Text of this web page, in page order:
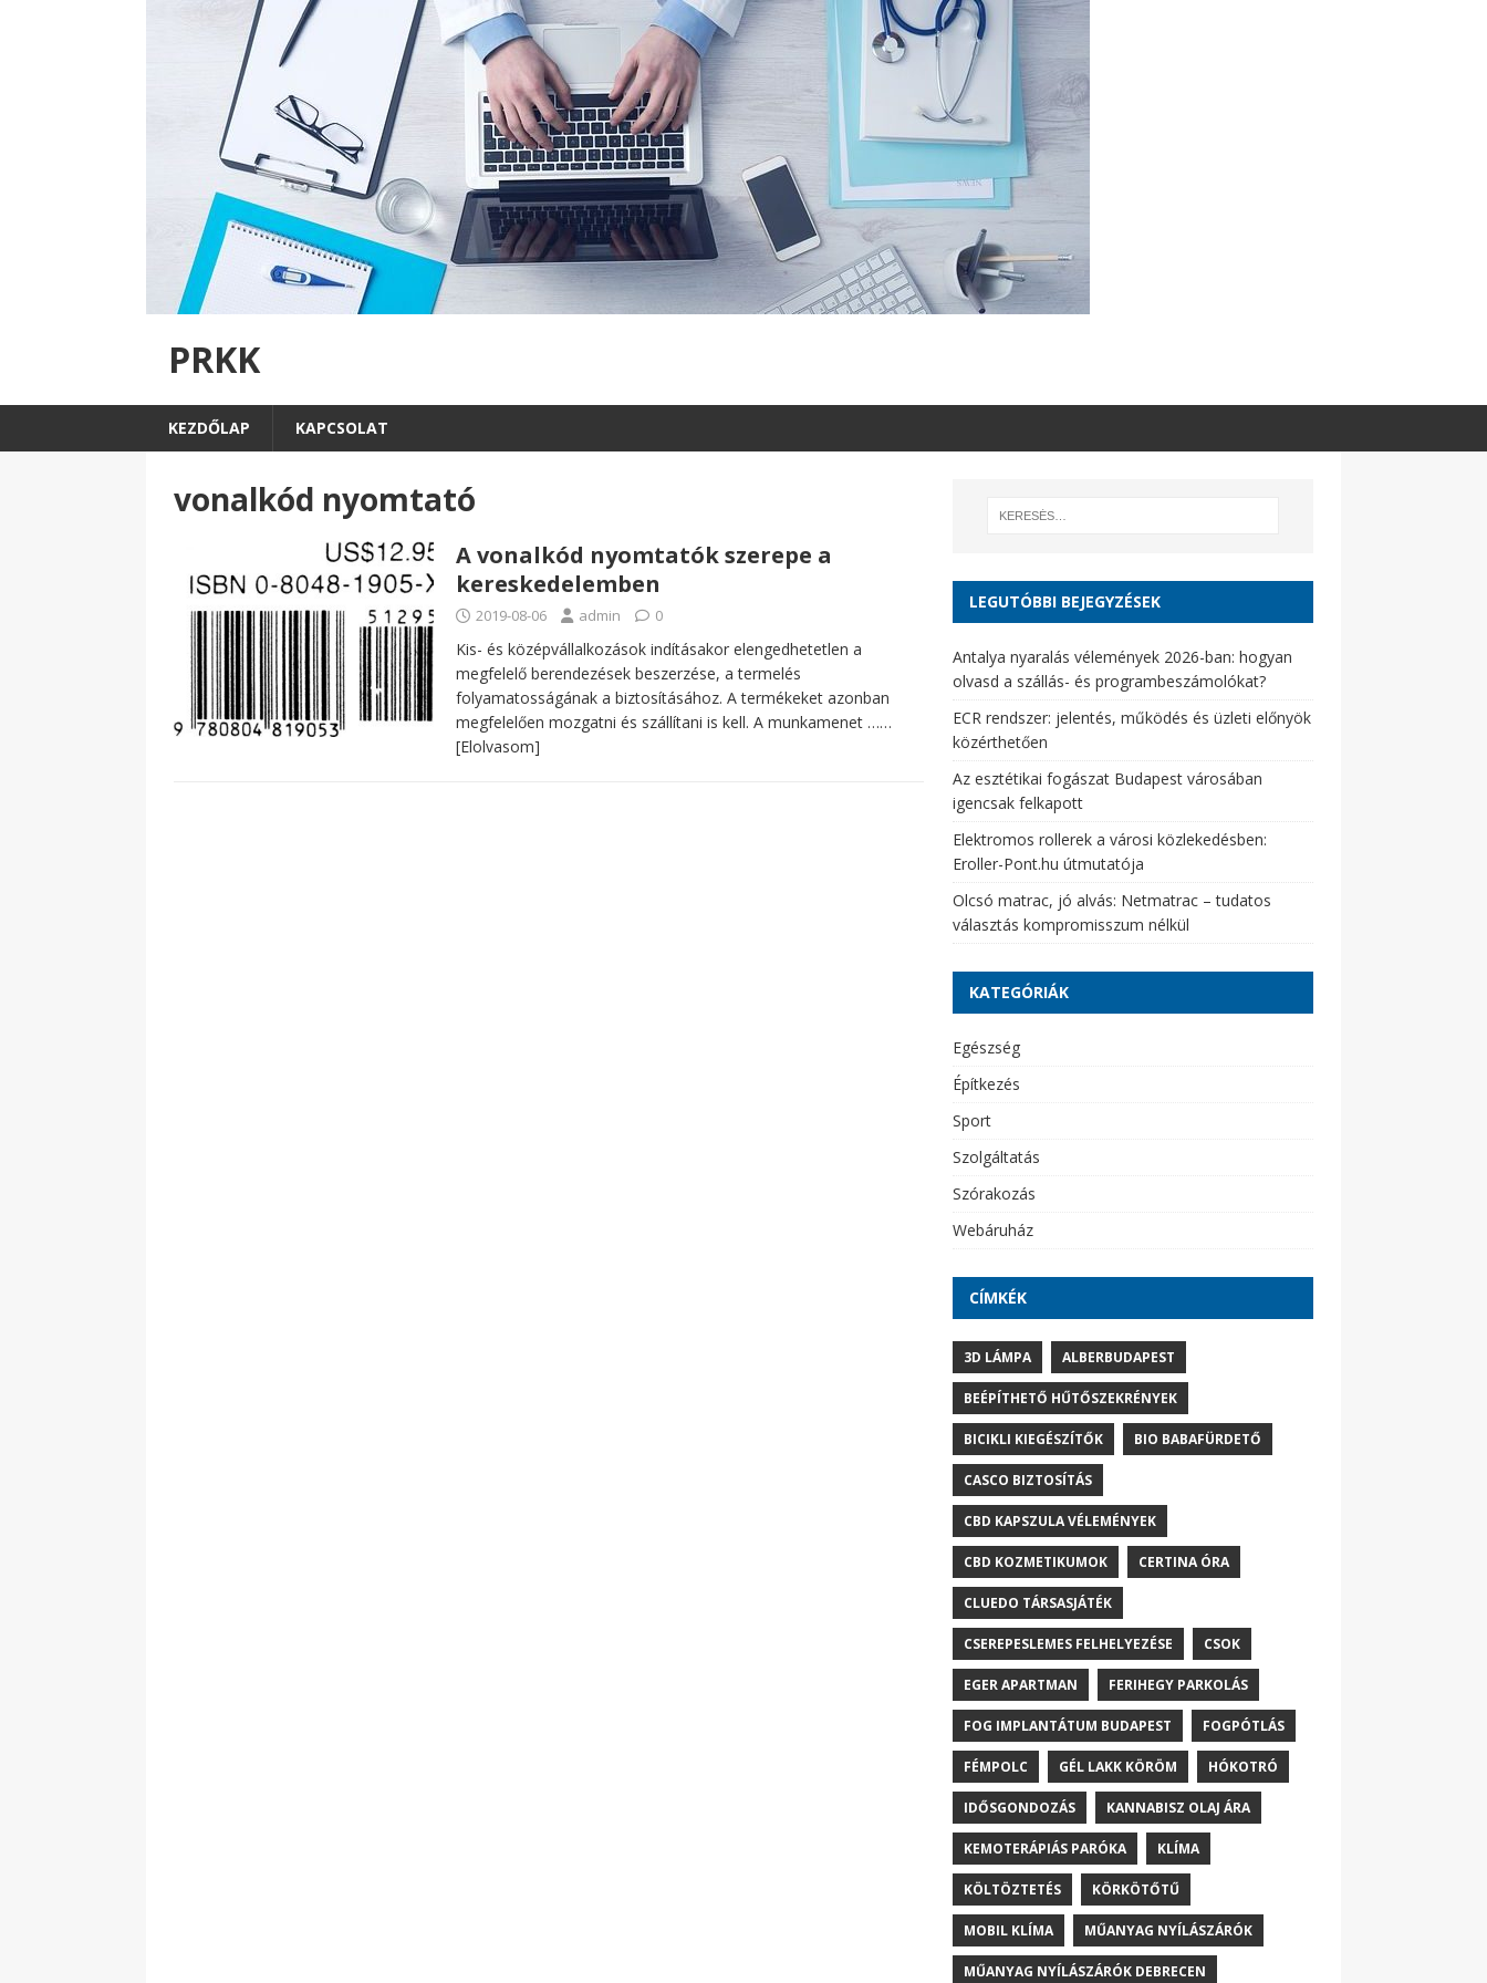
PRKK
KEZDŐLAP KAPCSOLAT
vonalkód nyomtató
A vonalkód nyomtatók szerepe a
kereskedelemben
2019-08-06 admin 0
Kis- és középvállalkozások indításakor elengedhetetlen a
megfelelő berendezések beszerzése, a termelés
folyamatosságának a biztosításához. A termékeket azonban
megfelelően mozgatni és szállítani is kell. A munkamenet ……
[Elolvasom]
LEGUTÓBBI BEJEGYZÉSEK
Antalya nyaralás vélemények 2026-ban: hogyan
olvasd a szállás- és programbeszámolókat?
ECR rendszer: jelentés, működés és üzleti előnyök
közérthetően
Az esztétikai fogászat Budapest városában
igencsak felkapott
Elektromos rollerek a városi közlekedésben:
Eroller-Pont.hu útmutatója
Olcsó matrac, jó alvás: Netmatrac – tudatos
választás kompromisszum nélkül
KATEGÓRIÁK
Egészség
Építkezés
Sport
Szolgáltatás
Szórakozás
Webáruház
CÍMKÉK
3D LÁMPA ALBERBUDAPEST
BEÉPÍTHETŐ HŰTŐSZEKRÉNYEK
BICIKLI KIEGÉSZÍTŐK BIO BABAFÜRDETŐ
CASCO BIZTOSÍTÁS
CBD KAPSZULA VÉLEMÉNYEK
CBD KOZMETIKUMOK CERTINA ÓRA
CLUEDO TÁRSASJÁTÉK
CSEREPESLEMES FELHELYEZÉSE CSOK
EGER APARTMAN FERIHEGY PARKOLÁS
FOG IMPLANTÁTUM BUDAPEST FOGPÓTLÁS
FÉMPOLC GÉL LAKK KÖRÖM HÓKOTRÓ
IDŐSGONDOZÁS KANNABISZ OLAJ ÁRA
KEMOTERÁPIÁS PARÓKA KLÍMA
KÖLTÖZTETÉS KÖRKÖTŐTŰ
MOBIL KLÍMA MŰANYAG NYÍLÁSZÁRÓK
MŰANYAG NYÍLÁSZÁRÓK DEBRECEN